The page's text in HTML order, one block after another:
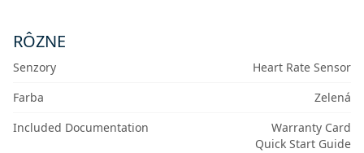
RÔZNE
Senzory
Heart Rate Sensor
Farba
Zelená
Included Documentation
Warranty Card
Quick Start Guide